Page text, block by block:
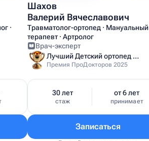
·
Шахов
Валерий Вячеславович
Травматолог-ортопед · Мануальный
терапевт · Артролог
Врач-эксперт
Лучший Детский ортопед Москвы
Премия ПроДокторов 2025
30 лет
стаж
от 6 лет
принимает
Записаться